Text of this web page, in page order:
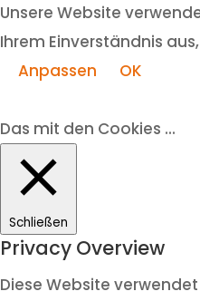
Unsere Website
Ihrem Einverständnis
Anpassen
OK
Das mit den Cookies ...
Schließen
Privacy Overview
Diese Website